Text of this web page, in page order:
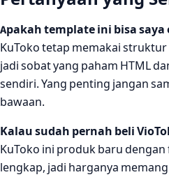
Apakah template ini bisa saya
KuToko tetap memakai
jadi sobat yang paham HTML
sendiri. Yang penting jangan
bawaan.
Kalau sudah pernah beli
KuToko ini produk baru
lengkap, jadi harganya